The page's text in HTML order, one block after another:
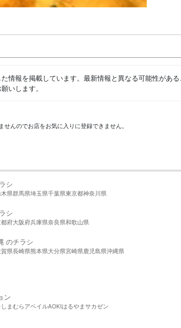
情報を掲載しています。最新情報と異なる可能性があ
いします。
んのでお店をお気に入りに登録できません。
シ
県群馬県埼玉県千葉県東京都神奈川県
シ
府大阪府兵庫県奈良県和歌山県
のチラシ
県長崎県熊本県大分県宮崎県鹿児島県沖縄県
ン
しまむら アベイルAOKIはるやま サカゼン